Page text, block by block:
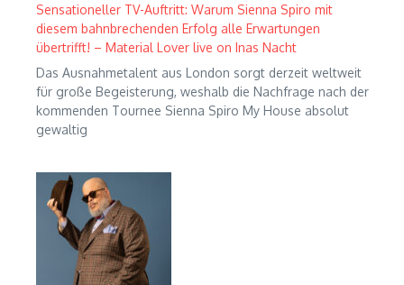
Sensationeller TV-Auftritt: Warum Sienna Spiro mit
diesem bahnbrechenden Erfolg alle Erwartungen
übertrifft! – Material Lover live on Inas Nacht
Das Ausnahmetalent aus London sorgt derzeit weltweit
für große Begeisterung, weshalb die Nachfrage nach der
kommenden Tournee Sienna Spiro My House absolut
gewaltig